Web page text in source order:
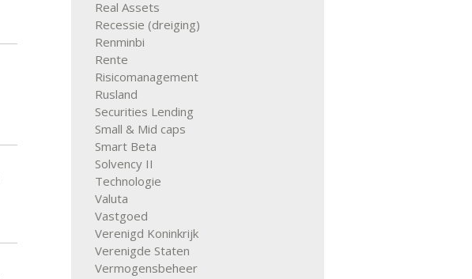
Real Assets
Recessie (dreiging)
Renminbi
Rente
Risicomanagement
Rusland
Securities Lending
Small & Mid caps
Smart Beta
Solvency II
Technologie
Valuta
Vastgoed
Verenigd Koninkrijk
Verenigde Staten
Vermogensbeheer